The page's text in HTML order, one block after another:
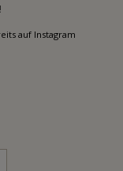
auf Instagram